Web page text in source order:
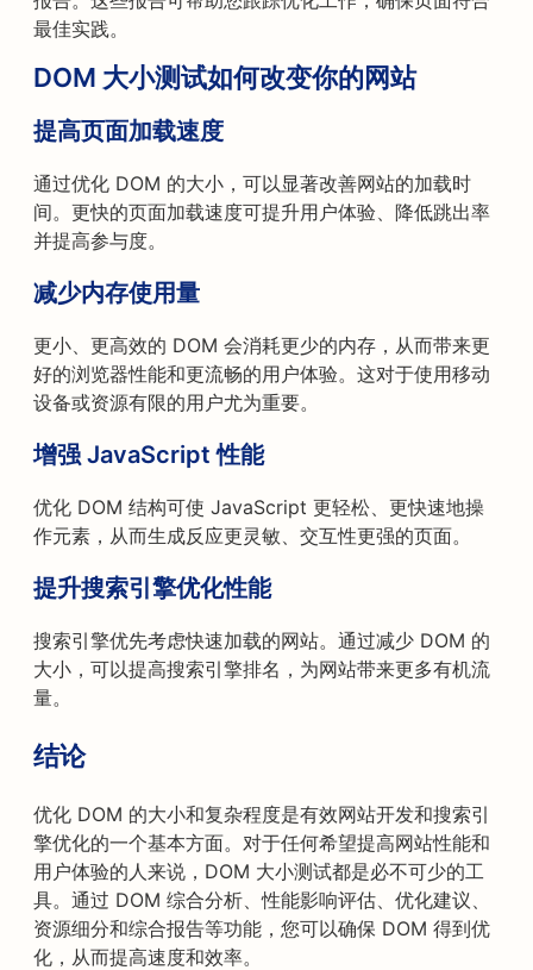
最佳实践。
DOM 大小测试如何改变你的网站
提高页面加载速度
通过优化 DOM 的大小，可以显著改善网站的加载时
间。更快的页面加载速度可提升用户体验、降低跳出率
并提高参与度。
减少内存使用量
更小、更高效的 DOM 会消耗更少的内存，从而带来更
好的浏览器性能和更流畅的用户体验。这对于使用移动
设备或资源有限的用户尤为重要。
增强 JavaScript 性能
优化 DOM 结构可使 JavaScript 更轻松、更快速地操
作元素，从而生成反应更灵敏、交互性更强的页面。
提升搜索引擎优化性能
搜索引擎优先考虑快速加载的网站。通过减少 DOM 的
大小，可以提高搜索引擎排名，为网站带来更多有机流
量。
结论
优化 DOM 的大小和复杂程度是有效网站开发和搜索引
擎优化的一个基本方面。对于任何希望提高网站性能和
用户体验的人来说，DOM 大小测试都是必不可少的工
具。通过 DOM 综合分析、性能影响评估、优化建议、
资源细分和综合报告等功能，您可以确保 DOM 得到优
化，从而提高速度和效率。